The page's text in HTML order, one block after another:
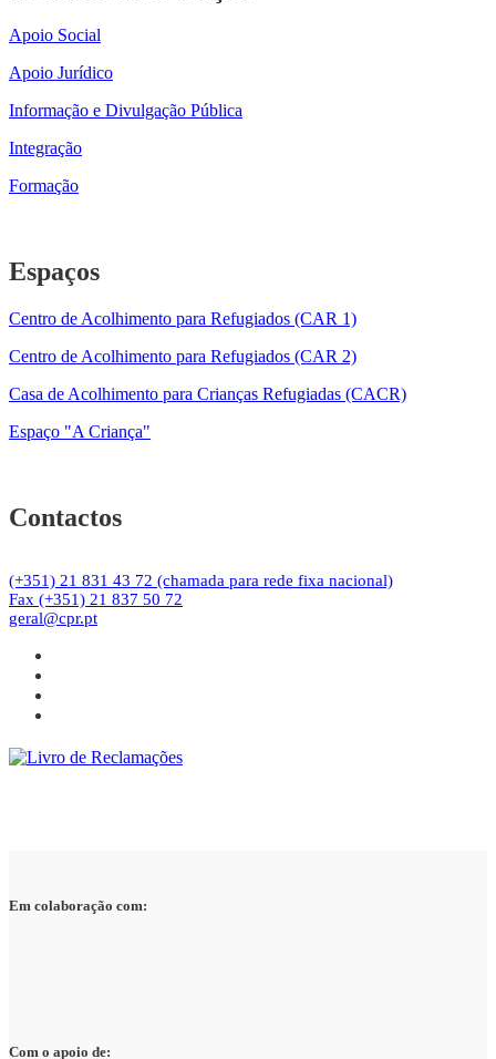
Apoio Social
Apoio Jurídico
Informação e Divulgação Pública
Integração
Formação
Espaços
Centro de Acolhimento para Refugiados (CAR 1)
Centro de Acolhimento para Refugiados (CAR 2)
Casa de Acolhimento para Crianças Refugiadas (CACR)
Espaço "A Criança"
Contactos
(+351) 21 831 43 72 (chamada para rede fixa nacional)
Fax (+351) 21 837 50 72
geral@cpr.pt
Em colaboração com:
Com o apoio de: